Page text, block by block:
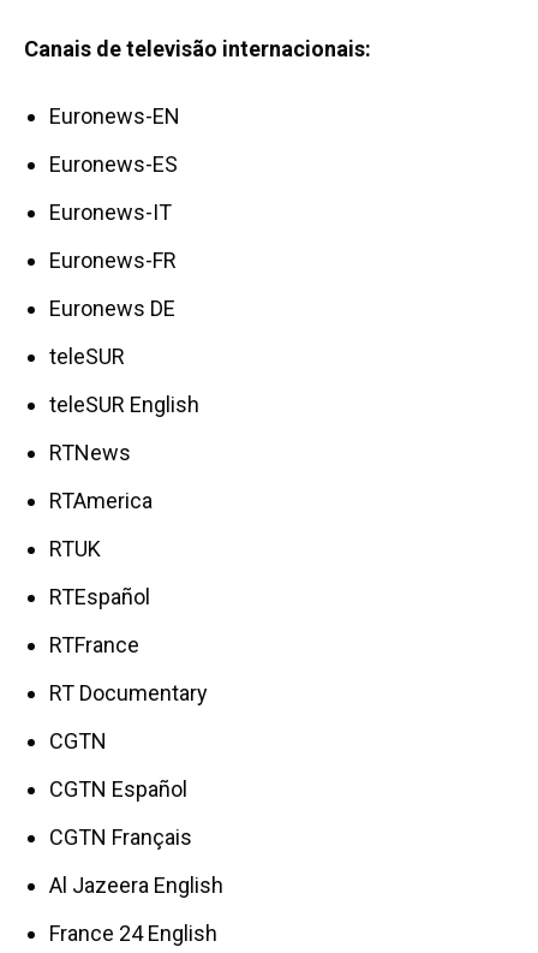
Canais de televisão internacionais:
Euronews-EN
Euronews-ES
Euronews-IT
Euronews-FR
Euronews DE
teleSUR
teleSUR English
RTNews
RTAmerica
RTUK
RTEspañol
RTFrance
RT Documentary
CGTN
CGTN Español
CGTN Français
Al Jazeera English
France 24 English